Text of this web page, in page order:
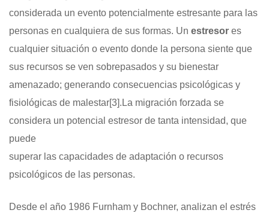
considerada un evento potencialmente estresante para las
personas en cualquiera de sus formas. Un estresor es
cualquier situación o evento donde la persona siente que
sus recursos se ven sobrepasados y su bienestar
amenazado; generando consecuencias psicológicas y
fisiológicas de malestar[3].La migración forzada se
considera un potencial estresor de tanta intensidad, que
puede
superar las capacidades de adaptación o recursos
psicológicos de las personas.
Desde el año 1986 Furnham y Bochner, analizan el estrés